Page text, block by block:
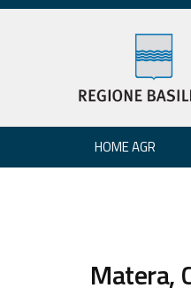
HOME AGR
Matera,